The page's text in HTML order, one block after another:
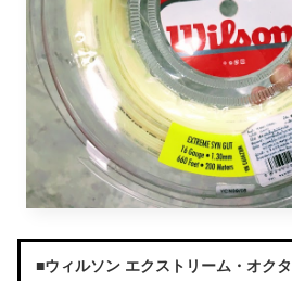
■ウィルソン エクストリーム・オク